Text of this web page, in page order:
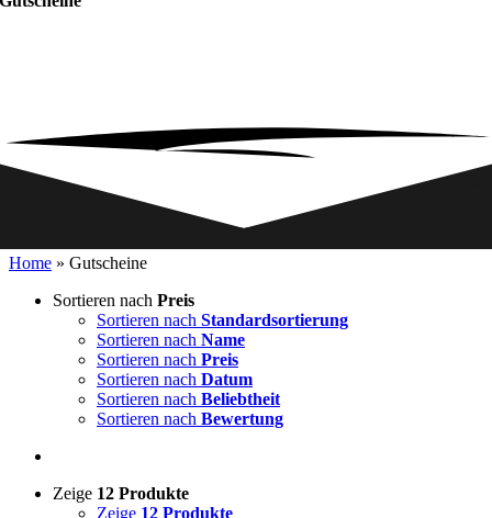
Home » Gutscheine
Sortieren nach Preis
Sortieren nach Standardsortierung
Sortieren nach Name
Sortieren nach Preis
Sortieren nach Datum
Sortieren nach Beliebtheit
Sortieren nach Bewertung
Zeige 12 Produkte
Zeige 12 Produkte